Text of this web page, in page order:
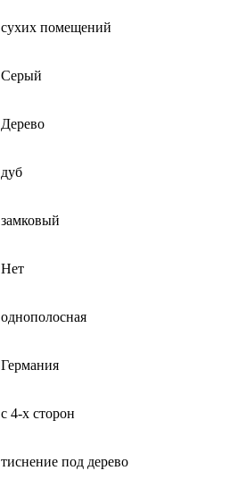
сухих помещений
Серый
Дерево
дуб
замковый
Нет
однополосная
Германия
с 4-х сторон
тиснение под дерево